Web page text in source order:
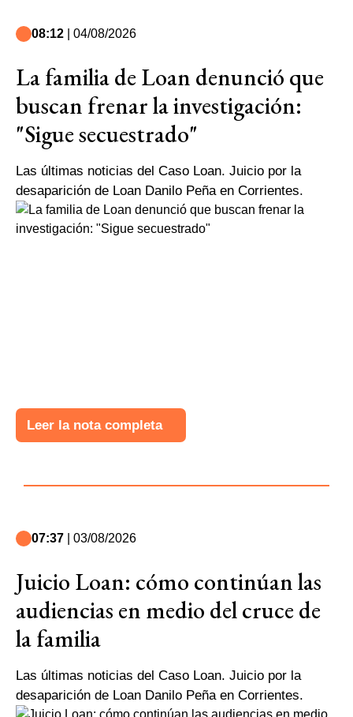
08:12 | 04/08/2026
La familia de Loan denunció que
buscan frenar la investigación:
"Sigue secuestrado"
Las últimas noticias del Caso Loan. Juicio por la
desaparición de Loan Danilo Peña en Corrientes.
Leer la nota completa
07:37 | 03/08/2026
Juicio Loan: cómo continúan las
audiencias en medio del cruce de
la familia
Las últimas noticias del Caso Loan. Juicio por la
desaparición de Loan Danilo Peña en Corrientes.